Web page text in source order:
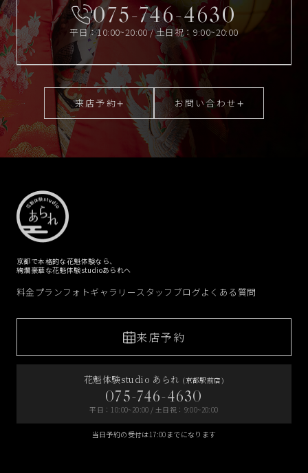
075-746-4630
平日：10:00~20:00 / 土日祝：9:00~20:00
来店予約 お問い合わせ
京都で本格的な花魁体験なら、
絢爛豪華な花魁体験studioあられへ
料金プランフォトギャラリースタッフブログよくある質問
来店予約
花魁体験studio あられ (京都駅前店)
075-746-4630
平日：10:00~20:00 / 土日祝：9:00~20:00
当日予約の受付は17:00までになります